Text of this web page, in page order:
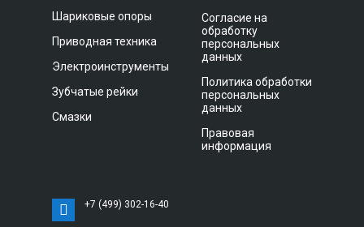
Шариковые опоры
Приводная техника
Электроинструменты
Зубчатые рейки
Смазки
Согласие на
обработку
персональных
данных
Политика обработки
персональных
данных
Правовая
информация
+7 (499) 302-16-40